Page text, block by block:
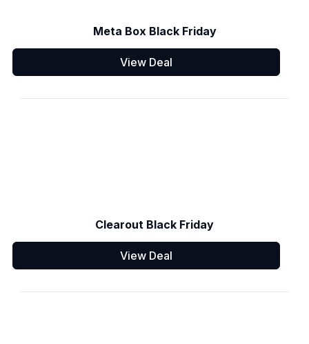
Meta Box Black Friday
View Deal
Clearout Black Friday
View Deal